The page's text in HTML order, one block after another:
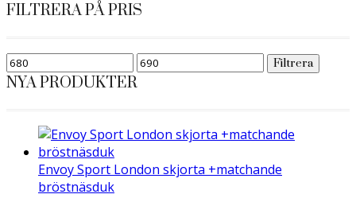
FILTRERA PÅ PRIS
Min
pris
Max
Filtrera
NYA PRODUKTER
Envoy Sport London skjorta +matchande
bröstnäsduk